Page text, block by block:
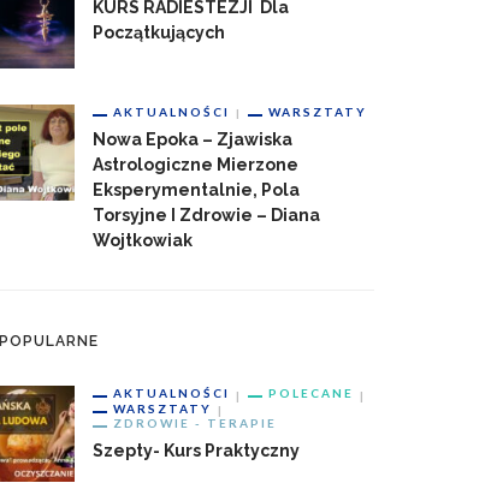
KURS RADIESTEZJI Dla
Początkujących
AKTUALNOŚCI WARSZTATY
Nowa Epoka – Zjawiska
Astrologiczne Mierzone
Eksperymentalnie, Pola
Torsyjne I Zdrowie – Diana
Wojtkowiak
POPULARNE
AKTUALNOŚCI
POLECANE
WARSZTATY
ZDROWIE - TERAPIE
Szepty- Kurs Praktyczny